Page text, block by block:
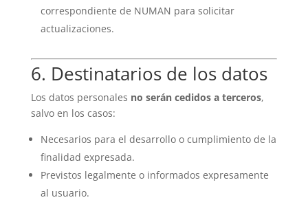
correspondiente de NUMAN para solicitar
actualizaciones.
6. Destinatarios de los datos
Los datos personales no serán cedidos a terceros,
salvo en los casos:
Necesarios para el desarrollo o cumplimiento de la
finalidad expresada.
Previstos legalmente o informados expresamente
al usuario.